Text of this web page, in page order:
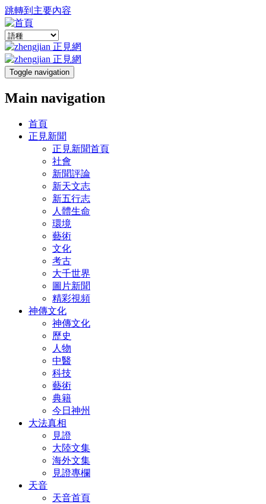
跳轉到主要內容
Toggle navigation
Main navigation
首頁
正見新聞
正見新聞首頁
社會
新聞評論
新天文志
新五行志
人體生命
環境
藝術
文化
考古
大千世界
圖片新聞
精彩視頻
神傳文化
神傳文化
歷史
人物
中醫
科技
藝術
典籍
今日神州
大法真相
見證
大陸文集
海外文集
見證專欄
天音
天音首頁